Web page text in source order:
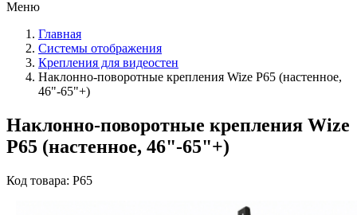
Меню
Главная
Системы отображения
Крепления для видеостен
Наклонно-поворотные крепления Wize P65 (настенное,
46"-65"+)
Наклонно-поворотные крепления Wize
P65 (настенное, 46"-65"+)
Код товара: P65